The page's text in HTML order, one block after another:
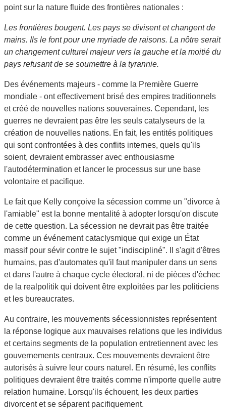
point sur la nature fluide des frontières nationales :
Les frontières bougent. Les pays se divisent et changent de
mains. Ils le font pour une myriade de raisons. La nôtre serait
un changement culturel majeur vers la gauche et la moitié du
pays refusant de se soumettre à la tyrannie.
Des événements majeurs - comme la Première Guerre
mondiale - ont effectivement brisé des empires traditionnels
et créé de nouvelles nations souveraines. Cependant, les
guerres ne devraient pas être les seuls catalyseurs de la
création de nouvelles nations. En fait, les entités politiques
qui sont confrontées à des conflits internes, quels qu'ils
soient, devraient embrasser avec enthousiasme
l'autodétermination et lancer le processus sur une base
volontaire et pacifique.
Le fait que Kelly conçoive la sécession comme un "divorce à
l'amiable" est la bonne mentalité à adopter lorsqu'on discute
de cette question. La sécession ne devrait pas être traitée
comme un événement cataclysmique qui exige un État
massif pour sévir contre le sujet "indiscipliné". Il s'agit d'êtres
humains, pas d'automates qu'il faut manipuler dans un sens
et dans l'autre à chaque cycle électoral, ni de pièces d'échec
de la realpolitik qui doivent être exploitées par les politiciens
et les bureaucrates.
Au contraire, les mouvements sécessionnistes représentent
la réponse logique aux mauvaises relations que les individus
et certains segments de la population entretiennent avec les
gouvernements centraux. Ces mouvements devraient être
autorisés à suivre leur cours naturel. En résumé, les conflits
politiques devraient être traités comme n'importe quelle autre
relation humaine. Lorsqu'ils échouent, les deux parties
divorcent et se séparent pacifiquement.